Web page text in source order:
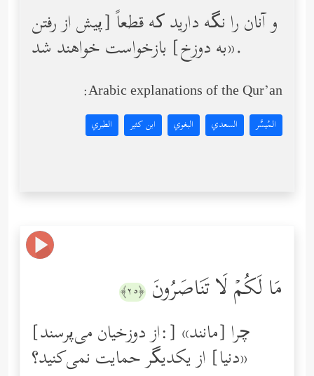
و آنان را نگه دارید که قطعاً [پیش از رفتن
به دوزخ] بازخواست خواهند شد».
Arabic explanations of the Qur’an:
المُيسَّر السعدي البغوي ابن كثير الطبري
مَا لَكُمۡ لَا تَنَاصَرُونَ ﴿٢٥﴾
[از دوزخیان می‌پرسند:] «چرا [مانند
دنیا] از یكدیگر حمایت نمى‌كنید؟»